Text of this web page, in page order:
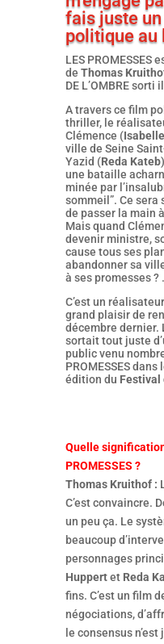
fais juste
politique au
LES PROMESSES
de Thomas
DE L’OMBRE
A travers ce film
thriller, le
Clémence (
ville de Seine
Yazid (Reda Kateb
une bataille
minée par
sommeil”. Ce sera
de passer la main
Mais quand
devenir ministre,
cause tous ses
abandonner sa
à ses promesses ?
C’est un
grand plaisir de
décembre dernier.
sortait tout juste
public venu
PROMESSES
édition du Festival
Quelle
PROMESSES ?
Thomas Kruithof :
C’est convaincre.
un peu ça. Le
beaucoup
personnages
Huppertet Reda
fins. C’est un film
négociations,
le consensus